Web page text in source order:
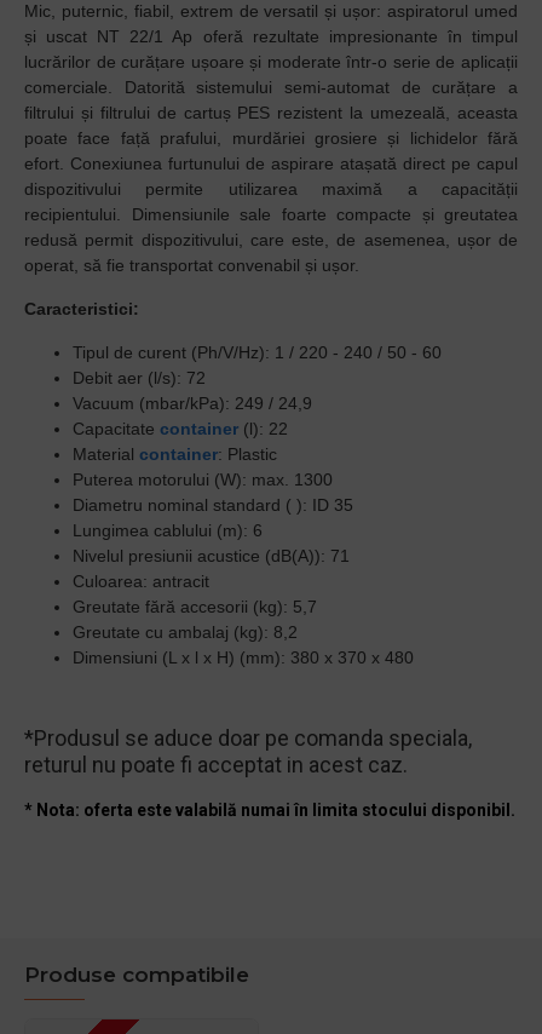
Mic, puternic, fiabil, extrem de versatil și ușor: aspiratorul umed
și uscat NT 22/1 Ap oferă rezultate impresionante în timpul
lucrărilor de curățare ușoare și moderate într-o serie de aplicații
comerciale. Datorită sistemului semi-automat de curățare a
filtrului și filtrului de cartuș PES rezistent la umezeală, aceasta
poate face față prafului, murdăriei grosiere și lichidelor fără
efort. Conexiunea furtunului de aspirare atașată direct pe capul
dispozitivului permite utilizarea maximă a capacității
recipientului. Dimensiunile sale foarte compacte și greutatea
redusă permit dispozitivului, care este, de asemenea, ușor de
operat, să fie transportat convenabil și ușor.
Caracteristici:
Tipul de curent (Ph/V/Hz): 1 / 220 - 240 / 50 - 60
Debit aer (l/s): 72
Vacuum (mbar/kPa): 249 / 24,9
Capacitate container (l): 22
Material container: Plastic
Puterea motorului (W): max. 1300
Diametru nominal standard ( ): ID 35
Lungimea cablului (m): 6
Nivelul presiunii acustice (dB(A)): 71
Culoarea: antracit
Greutate fără accesorii (kg): 5,7
Greutate cu ambalaj (kg): 8,2
Dimensiuni (L x l x H) (mm): 380 x 370 x 480
*Produsul se aduce doar pe comanda speciala,
returul nu poate fi acceptat in acest caz.
* Nota: oferta este valabilă numai în limita stocului disponibil.
Produse compatibile